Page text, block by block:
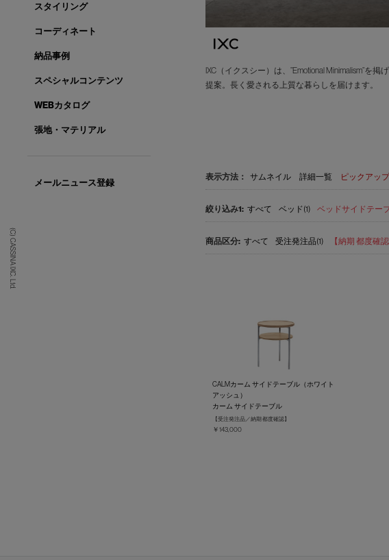
(C) CASSINA IXC. Ltd.
IXC（イクスシー）は、”Emotional Minimalism”
提案。長く愛される上質な暮らしを届けます。
表示方法： サムネイル 詳細一覧 ピックアップ
すべて ベッド(1) ベッドサイドテー
すべて 受注発注品(1) 【納期 都度確
CALMカーム サイドテーブル（ホワイト
アッシュ）
カーム サイドテーブル
【受注発注品／納期 都度確認】
￥143,000
スタイリング
コーディネート
納品事例
スペシャルコンテンツ
WEBカタログ
張地・マテリアル
メールニュース登録